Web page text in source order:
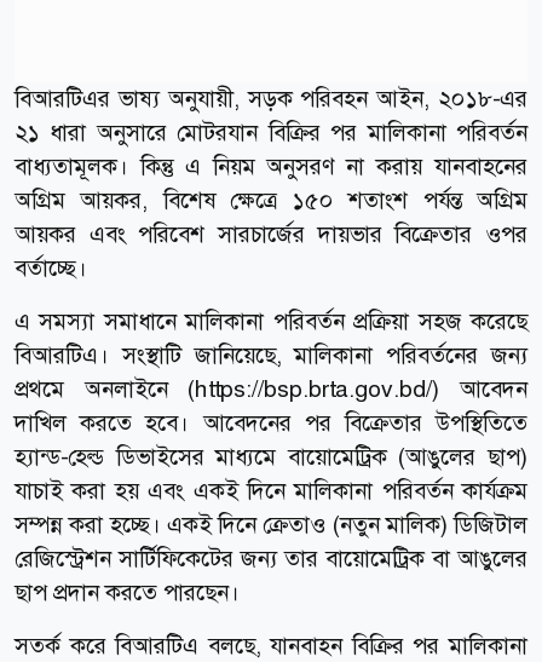
বিআরটিএর ভাষ্য অনুযায়ী, সড়ক পরিবহন আইন, ২০১৮-এর
২১ ধারা অনুসারে মোটরযান বিক্রির পর মালিকানা পরিবর্তন
বাধ্যতামূলক। কিন্তু এ নিয়ম অনুসরণ না করায় যানবাহনের
অগ্রিম আয়কর, বিশেষ ক্ষেত্রে ১৫০ শতাংশ পর্যন্ত অগ্রিম
আয়কর এবং পরিবেশ সারচার্জের দায়ভার বিক্রেতার ওপর
বর্তাচ্ছে।
এ সমস্যা সমাধানে মালিকানা পরিবর্তন প্রক্রিয়া সহজ করেছে
বিআরটিএ। সংস্থাটি জানিয়েছে, মালিকানা পরিবর্তনের জন্য
প্রথমে অনলাইনে (https://bsp.brta.gov.bd/) আবেদন
দাখিল করতে হবে। আবেদনের পর বিক্রেতার উপস্থিতিতে
হ্যান্ড-হেল্ড ডিভাইসের মাধ্যমে বায়োমেট্রিক (আঙুলের ছাপ)
যাচাই করা হয় এবং একই দিনে মালিকানা পরিবর্তন কার্যক্রম
সম্পন্ন করা হচ্ছে। একই দিনে ক্রেতাও (নতুন মালিক) ডিজিটাল
রেজিস্ট্রেশন সার্টিফিকেটের জন্য তার বায়োমেট্রিক বা আঙুলের
ছাপ প্রদান করতে পারছেন।
সতর্ক করে বিআরটিএ বলছে, যানবাহন বিক্রির পর মালিকানা